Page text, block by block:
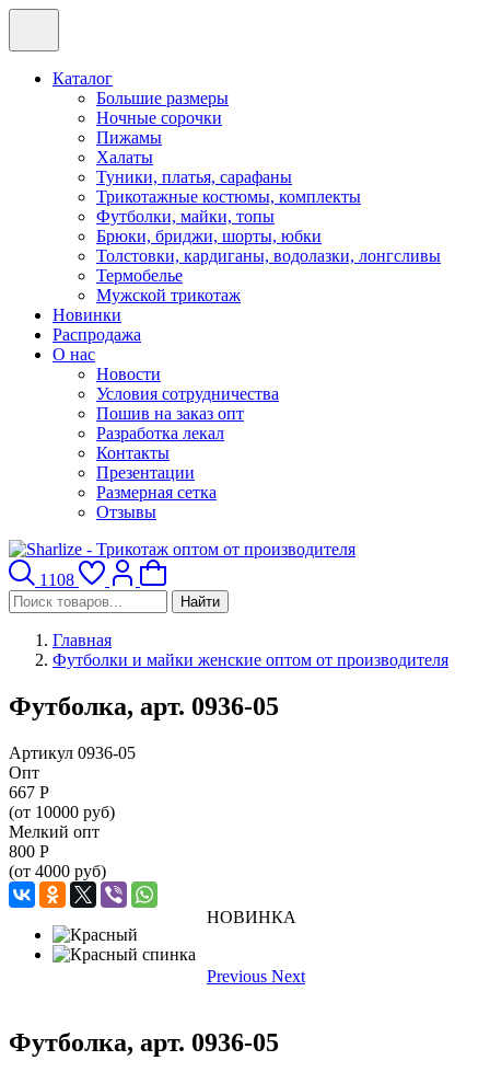
Каталог
Большие размеры
Ночные сорочки
Пижамы
Халаты
Туники, платья, сарафаны
Трикотажные костюмы, комплекты
Футболки, майки, топы
Брюки, бриджи, шорты, юбки
Толстовки, кардиганы, водолазки, лонгсливы
Термобелье
Мужской трикотаж
Новинки
Распродажа
О нас
Новости
Условия сотрудничества
Пошив на заказ опт
Разработка лекал
Контакты
Презентации
Размерная сетка
Отзывы
1108
Найти
Главная
Футболки и майки женские оптом от производителя
Футболка, арт. 0936-05
Артикул 0936-05
Опт
667 Р
(от 10000 руб)
Мелкий опт
800 Р
(от 4000 руб)
НОВИНКА
Previous Next
Футболка, арт. 0936-05